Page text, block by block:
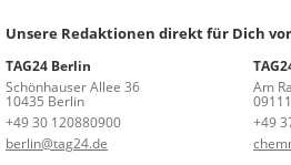
Unsere Redaktionen direkt für Dich
TAG24 Berlin
Schönhauser Allee 36
10435 Berlin
+49 30 120880900
berlin@tag24.de
Am
+49